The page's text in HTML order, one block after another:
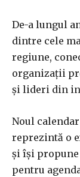
De-a lungul
dintre cele
regiune,
organizații
și lideri din
Noul
reprezintă o
și își
pentru